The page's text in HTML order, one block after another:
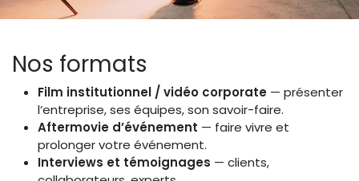
Nos formats
Film institutionnel / vidéo corporate — présenter
l’entreprise, ses équipes, son savoir-faire.
Aftermovie d’événement — faire vivre et
prolonger votre événement.
Interviews et témoignages — clients,